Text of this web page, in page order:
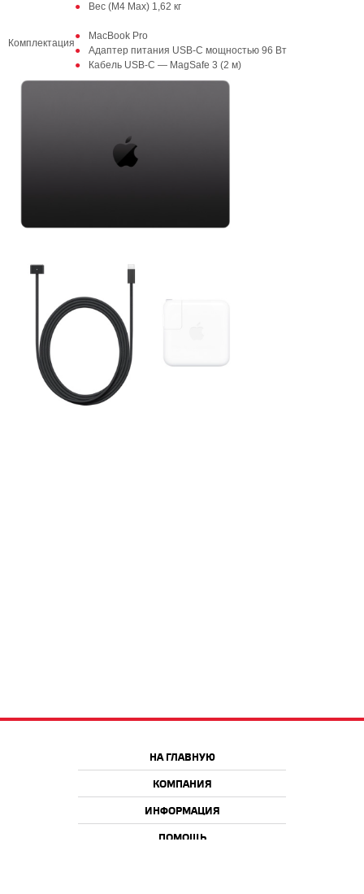
Вес (M4 Max) 1,62 кг
Комплектация
MacBook Pro
Адаптер питания USB-C мощностью 96 Вт
Кабель USB-C — MagSafe 3 (2 м)
НА ГЛАВНУЮ
КОМПАНИЯ
ИНФОРМАЦИЯ
ПОМОЩЬ